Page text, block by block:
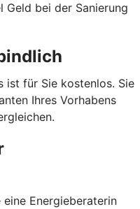
Geld bei der Sanierung
ist für Sie kostenlos. Sie
Ihres Vorhabens
eine Energieberaterin